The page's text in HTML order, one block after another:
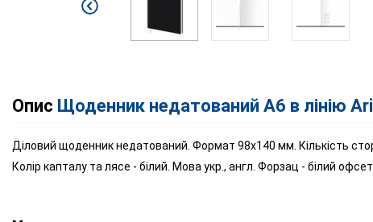
Опис Щоденник недатований А6 в лінію
Діловий щоденник недатований. Формат 98х140 мм. Кількість
Колір капталу та лясе - білий. Мова укр., англ. Форзац - білий офсет.